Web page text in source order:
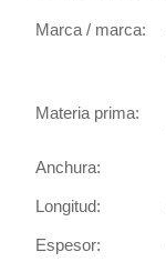
Marca / marca:
Materia prima:
Anchura:
Longitud:
Espesor: